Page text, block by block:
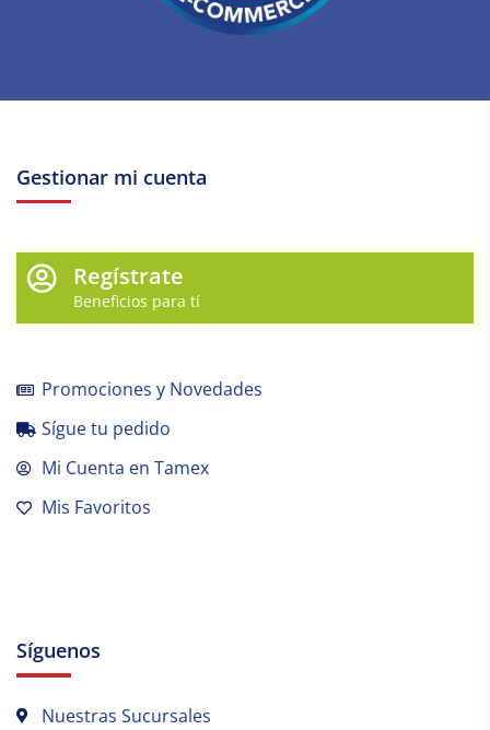
Gestionar mi cuenta
Regístrate
Beneficios para tí
Promociones y Novedades
Sígue tu pedido
Mi Cuenta en Tamex
Mis Favoritos
Síguenos
Nuestras Sucursales